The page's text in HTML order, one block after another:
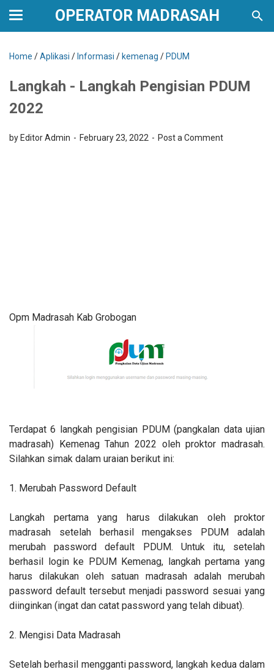
OPERATOR MADRASAH
Home /Aplikasi / Informasi / kemenag / PDUM
Langkah - Langkah Pengisian PDUM
2022
by Editor Admin February 23, 2022 Post a Comment
Opm Madrasah Kab Grobogan
Terdapat 6 langkah pengisian PDUM (pangkalan data ujian
madrasah) Kemenag Tahun 2022 oleh proktor madrasah.
Silahkan simak dalam uraian berikut ini:
1. Merubah Password Default
Langkah pertama yang harus dilakukan oleh proktor
madrasah setelah berhasil mengakses PDUM adalah
merubah password default PDUM. Untuk itu, setelah
berhasil login ke PDUM Kemenag, langkah pertama yang
harus dilakukan oleh satuan madrasah adalah merubah
password default tersebut menjadi password sesuai yang
diinginkan (ingat dan catat password yang telah dibuat).
2. Mengisi Data Madrasah
Setelah berhasil mengganti password, langkah kedua dalam